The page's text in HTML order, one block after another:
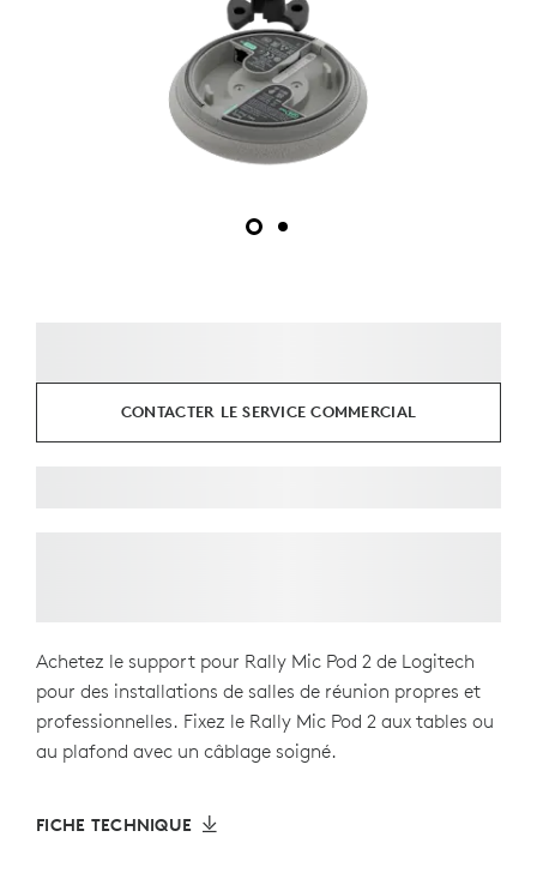
CONTACTER LE SERVICE COMMERCIAL
Achetez le support pour Rally Mic Pod 2 de Logitech
pour des installations de salles de réunion propres et
professionnelles. Fixez le Rally Mic Pod 2 aux tables ou
au plafond avec un câblage soigné.
FICHE TECHNIQUE